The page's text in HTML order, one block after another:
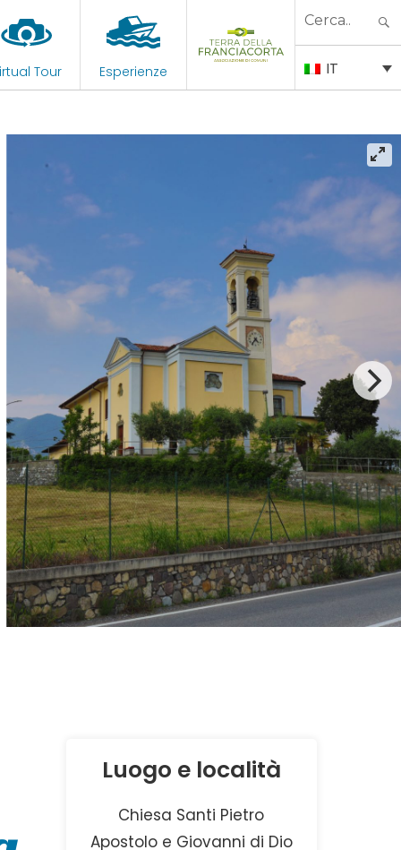
Tour Esperienze
Search
IT
Luogo e località
Chiesa Santi Pietro
Apostolo e Giovanni di Dio